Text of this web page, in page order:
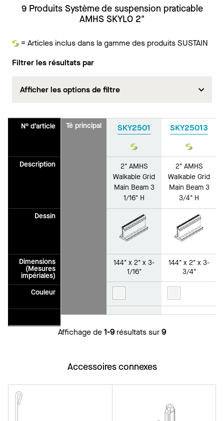
9 Produits Système de suspension praticable
AMHS SKYLO 2"
Durabilité
= Articles inclus dans la gamme des produits SUSTAIN
Filtrer les résultats par
Afficher les options de filtre
N° d’article
Description
Dessin
Dimensions
(Mesures
impériales)
Couleur
Té principal SKY2501
Durabilité
2" AMHS
Walkable Grid
Main Beam 3
1/16" H
144" x 2" x 3-
1/16"
SKY25013
2" AMHS
Walkable Grid
Main Beam 3
3/4" H
144" x 2" x 3-
3/4"
Affichage de1-9 résultats sur9
Accessoires connexes